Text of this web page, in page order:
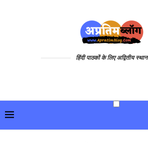
हिंदी पाठकों के लिए अद्वितीय स्थान